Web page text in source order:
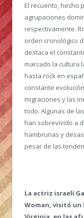
El recuento, hecho
agrupaciones
respectivamente.
orden cronológico
destaca el
marcado la cultura
hasta rock en
constante
migraciones y las
todo. Algunas de
han sobrevivido a
hambrunas y
pesar de las
La actriz israelí
Woman, visitó un